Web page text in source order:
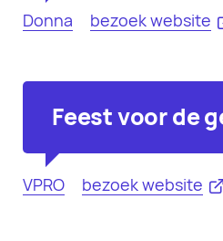
Donna bezoek website
Feest voor de
VPRO bezoek website